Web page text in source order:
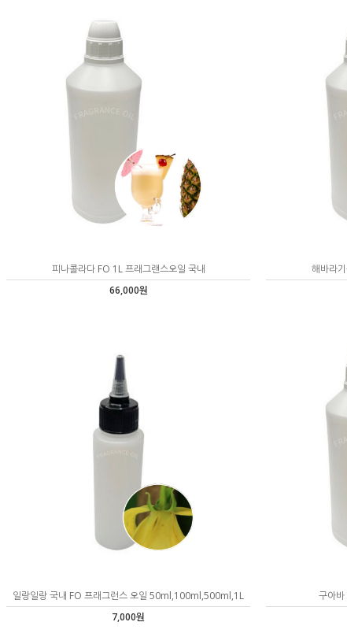
피나콜라다 FO 1L 프래그랜스오일 국내
66,000원
해바라
일랑일랑 국내 FO 프래그런스 오일 50ml,100ml,500ml,1L
7,000원
구아